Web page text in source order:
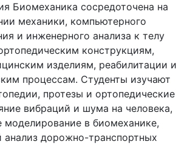
Биомеханика сосредоточена на
механики, компьютерного
и инженерного анализа к телу
конструкциям,
изделиям, реабилитации и
процессам. Студенты изучают
протезы и ортопедические
вибраций и шума на человека,
моделирование в биомеханике,
анализ дорожно-транспортных